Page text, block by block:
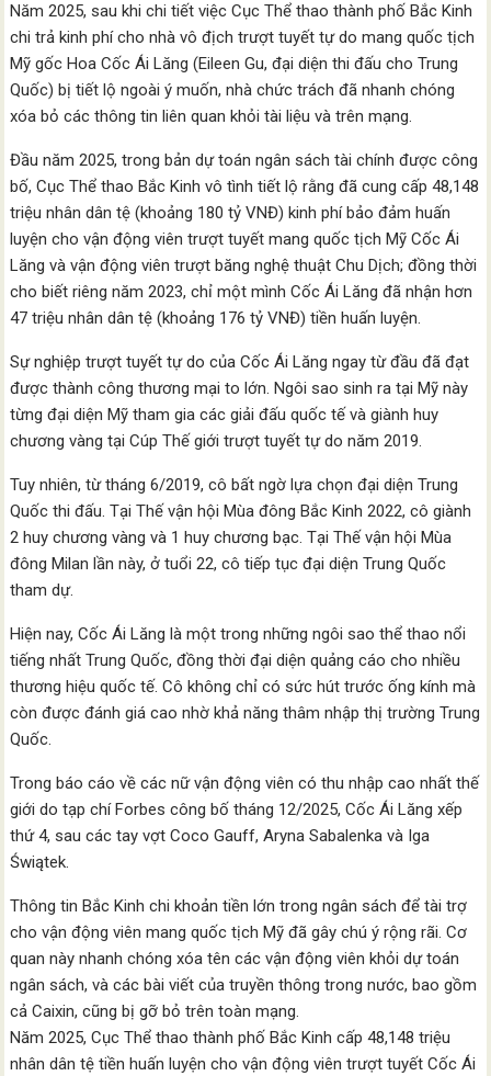
Năm 2025, sau khi chi tiết việc Cục Thể thao thành phố Bắc Kinh
chi trả kinh phí cho nhà vô địch trượt tuyết tự do mang quốc tịch
Mỹ gốc Hoa Cốc Ái Lăng (Eileen Gu, đại diện thi đấu cho Trung
Quốc) bị tiết lộ ngoài ý muốn, nhà chức trách đã nhanh chóng
xóa bỏ các thông tin liên quan khỏi tài liệu và trên mạng.
Đầu năm 2025, trong bản dự toán ngân sách tài chính được công
bố, Cục Thể thao Bắc Kinh vô tình tiết lộ rằng đã cung cấp 48,148
triệu nhân dân tệ (khoảng 180 tỷ VNĐ) kinh phí bảo đảm huấn
luyện cho vận động viên trượt tuyết mang quốc tịch Mỹ Cốc Ái
Lăng và vận động viên trượt băng nghệ thuật Chu Dịch; đồng thời
cho biết riêng năm 2023, chỉ một mình Cốc Ái Lăng đã nhận hơn
47 triệu nhân dân tệ (khoảng 176 tỷ VNĐ) tiền huấn luyện.
Sự nghiệp trượt tuyết tự do của Cốc Ái Lăng ngay từ đầu đã đạt
được thành công thương mại to lớn. Ngôi sao sinh ra tại Mỹ này
từng đại diện Mỹ tham gia các giải đấu quốc tế và giành huy
chương vàng tại Cúp Thế giới trượt tuyết tự do năm 2019.
Tuy nhiên, từ tháng 6/2019, cô bất ngờ lựa chọn đại diện Trung
Quốc thi đấu. Tại Thế vận hội Mùa đông Bắc Kinh 2022, cô giành
2 huy chương vàng và 1 huy chương bạc. Tại Thế vận hội Mùa
đông Milan lần này, ở tuổi 22, cô tiếp tục đại diện Trung Quốc
tham dự.
Hiện nay, Cốc Ái Lăng là một trong những ngôi sao thể thao nổi
tiếng nhất Trung Quốc, đồng thời đại diện quảng cáo cho nhiều
thương hiệu quốc tế. Cô không chỉ có sức hút trước ống kính mà
còn được đánh giá cao nhờ khả năng thâm nhập thị trường Trung
Quốc.
Trong báo cáo về các nữ vận động viên có thu nhập cao nhất thế
giới do tạp chí Forbes công bố tháng 12/2025, Cốc Ái Lăng xếp
thứ 4, sau các tay vợt Coco Gauff, Aryna Sabalenka và Iga
Świątek.
Thông tin Bắc Kinh chi khoản tiền lớn trong ngân sách để tài trợ
cho vận động viên mang quốc tịch Mỹ đã gây chú ý rộng rãi. Cơ
quan này nhanh chóng xóa tên các vận động viên khỏi dự toán
ngân sách, và các bài viết của truyền thông trong nước, bao gồm
cả Caixin, cũng bị gỡ bỏ trên toàn mạng.
Năm 2025, Cục Thể thao thành phố Bắc Kinh cấp 48,148 triệu
nhân dân tệ tiền huấn luyện cho vận động viên trượt tuyết Cốc Ái